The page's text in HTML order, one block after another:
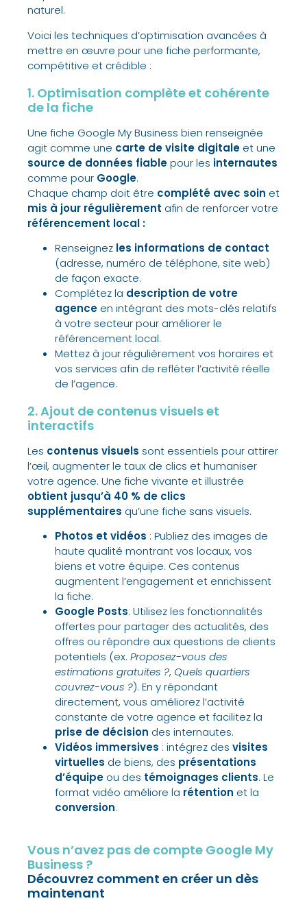
naturel.
Voici les techniques d’optimisation avancées à
mettre en œuvre pour une fiche performante,
compétitive et crédible :
1. Optimisation complète et cohérente
de la fiche
Une fiche Google My Business bien renseignée
agit comme une carte de visite digitale et une
source de données fiablepour les internautes
comme pour Google.
Chaque champ doit être complété avec soin et
mis à jour régulièrement afin de renforcer votre
référencement local :
Renseignez les informations de contact
(adresse, numéro de téléphone, site web)
de façon exacte.
Complétez la description de votre
agence en intégrant des mots-clés relatifs
à votre secteur pour améliorer le
référencement local.
Mettez à jour régulièrement vos horaires et
vos services afin de refléter l’activité réelle
de l’agence.
2. Ajout de contenus visuels et
interactifs
Les contenus visuels sont essentiels pour attirer
l’œil, augmenter le taux de clics et humaniser
votre agence. Une fiche vivante et illustrée
obtient jusqu’à 40 % de clics
supplémentaires qu’une fiche sans visuels.
Photos et vidéos : Publiez des images de
haute qualité montrant vos locaux, vos
biens et votre équipe. Ces contenus
augmentent l’engagement et enrichissent
la fiche.
Google Posts: Utilisez les fonctionnalités
offertes pour partager des actualités, des
offres ou répondre aux questions de clients
potentiels (ex. Proposez-vous des
estimations gratuites ?, Quels quartiers
couvrez-vous ?). En y répondant
directement, vous améliorez l’activité
constante de votre agence et facilitez la
prise de décision des internautes.
Vidéos immersives : intégrez des visites
virtuelles de biens, des présentations
d’équipe ou des témoignages clients. Le
format vidéo améliore la rétention et la
conversion.
Vous n’avez pas de compte Google My
Business ?
Découvrez comment en créer un dès
maintenant